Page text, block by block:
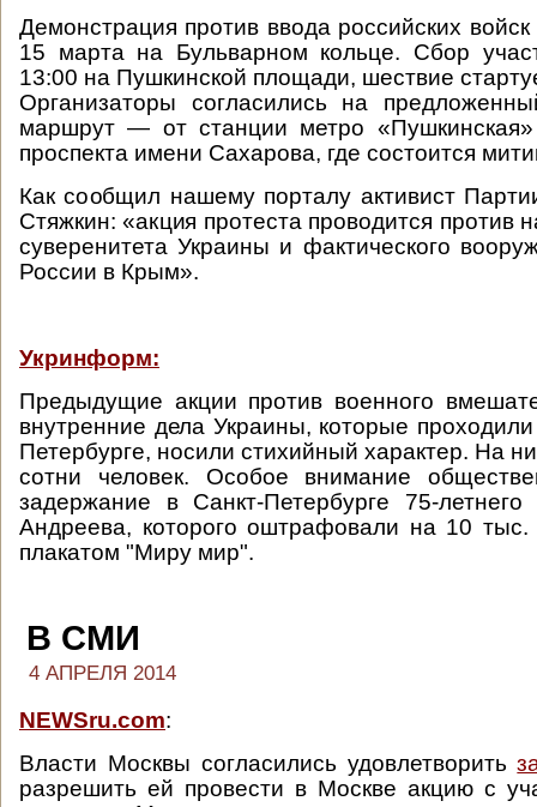
Демонстрация против ввода российских
15 марта на Бульварном кольце. Сбор
13:00 на Пушкинской площади, шествие
Организаторы согласились на
маршрут — от станции метро
проспекта имени Сахарова, где состоится
Как сообщил нашему порталу активист
Стяжкин: «акция протеста проводится против
суверенитета Украины и фактического
России в Крым».
Укринформ:
Предыдущие акции против военного
внутренние дела Украины, которые
Петербурге, носили стихийный характер. На
сотни человек. Особое внимание
задержание в Санкт-Петербурге 75-летнего
Андреева, которого оштрафовали на 10 тыс.
плакатом "Миру мир".
В СМИ
4 АПРЕЛЯ 2014
NEWSru.com:
Власти Москвы согласились удовлетворить
разрешить ей провести в Москве акцию с